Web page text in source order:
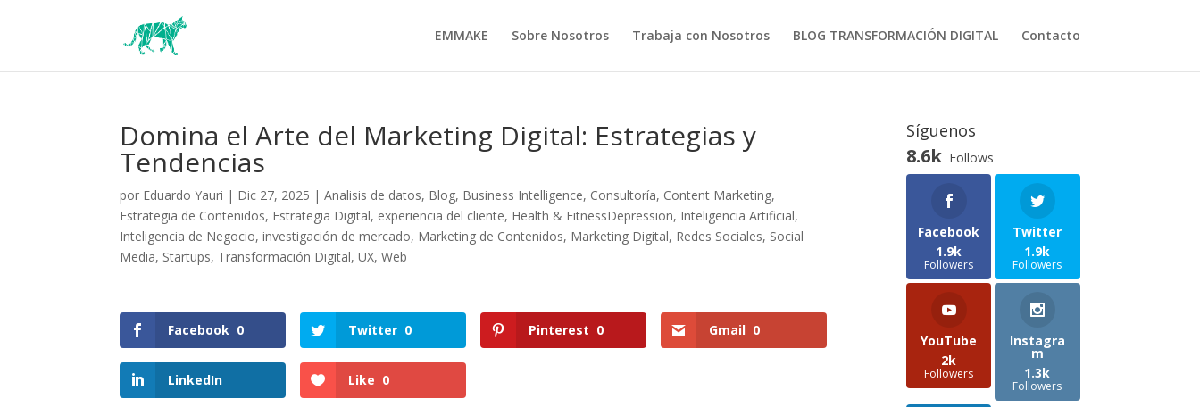
EMMAKE Sobre Nosotros Trabaja con Nosotros BLOG TRANSFORMACIÓN DIGITAL Contacto
Domina el Arte del Marketing Digital: Estrategias y
Tendencias
por Eduardo Yauri | Dic 27, 2025 |Analisis de datos, Blog, Business Intelligence, Consultoría, Content Marketing,
Estrategia de Contenidos, Estrategia Digital, experiencia del cliente, Health & FitnessDepression, Inteligencia Artificial,
Inteligencia de Negocio,investigación de mercado, Marketing de Contenidos, Marketing Digital, Redes Sociales, Social
Media, Startups, Transformación Digital,UX,Web
Facebook 0 Twitter 0 Pinterest 0 Gmail 0
LinkedIn Like 0
Síguenos
8.6k Follows
Facebook
1.9k
Followers
Twitter
1.9k
Followers
YouTube
2k
Followers
Instagra
m
1.3k
Followers